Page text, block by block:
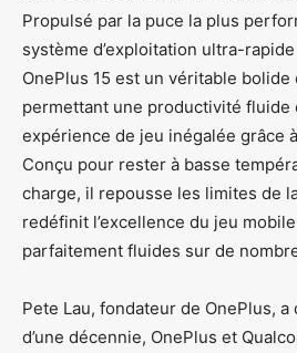
Propulsé par la puce la plus
système d’exploitation ultra-
OnePlus 15 est un véritable
permettant une productivité fluide
expérience de jeu inégalée grâce
Conçu pour rester à basse
charge, il repousse les limites de
redéfinit l’excellence du jeu
parfaitement fluides sur de
Pete Lau, fondateur de OnePlus,
d’une décennie, OnePlus et